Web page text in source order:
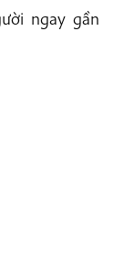
ngay gần